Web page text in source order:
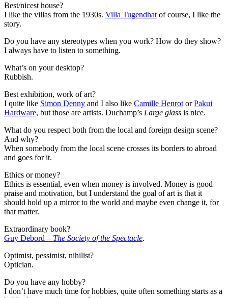
Best/nicest house?
I like the villas from the 1930s. Villa Tugendhat of course, I like the
story.
Do you have any stereotypes when you work? How do they show?
I always have to listen to something.
What’s on your desktop?
Rubbish.
Best exhibition, work of art?
I quite like Simon Denny and I also like Camille Henrot orPakui
Hardware, but those are artists. Duchamp’s Large glass is nice.
What do you respect both from the local and foreign design scene?
And why?
When somebody from the local scene crosses its borders to abroad
and goes for it.
Ethics or money?
Ethics is essential, even when money is involved. Money is good
praise and motivation, but I understand the goal of art is that it
should hold up a mirror to the world and maybe even change it, for
that matter.
Extraordinary book?
Guy Debord – The Society of the Spectacle.
Optimist, pessimist, nihilist?
Optician.
Do you have any hobby?
I don’t have much time for hobbies, quite often something starts as a